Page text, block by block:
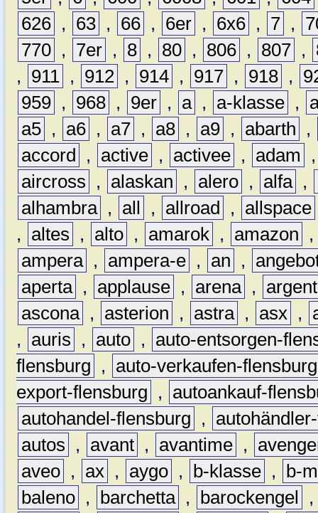
626 , 63 , 66 , 6er , 6x6 , 7 ,
770 , 7er , 8 , 80 , 806 , 807 ,
,
911 , 912 , 914 , 917 , 918 ,
959 , 968 , 9er , a , a-klasse ,
a5 , a6 , a7 , a8 , a9 , abarth
,
accord
, active , activee , adam
aircross
, alaskan , alero , alfa ,
alhambra , all , allroad , allspace
,
altes , alto , amarok , amazon
ampera , ampera-e , an ,
aperta , applause , arena ,
ascona , asterion , astra , asx ,
,
auris , auto ,
auto-entsorgen-
flensburg
,
auto-verkaufen-flensburg
export-flensburg
,
autoankauf-
autohandel-flensburg
,
autos
, avant , avantime ,
aveo , ax , aygo , b-klasse ,
b-
baleno , barchetta , barockengel